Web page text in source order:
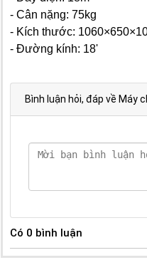
- Cân nặng: 75kg
- Kích thước:
- Đường kính: 18'
Bình luận hỏi, đáp về Máy
Có 0 bình luận